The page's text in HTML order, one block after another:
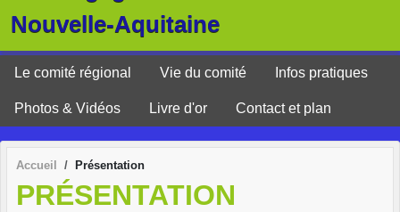
Nouvelle-Aquitaine
Le comité régional Vie du comité Infos pratiques
Photos & Vidéos Livre d'or Contact et plan
Accueil Présentation
PRÉSENTATION